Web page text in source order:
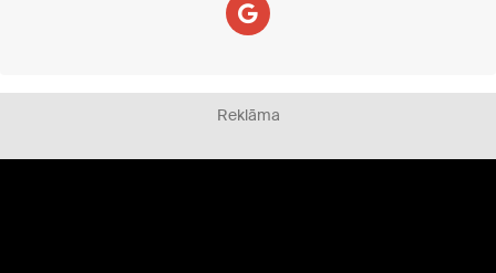
Reklāma